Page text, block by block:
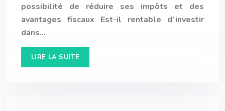
possibilité de réduire ses impôts et des
avantages fiscaux Est-il rentable d’investir
dans…
LIRE LA SUITE